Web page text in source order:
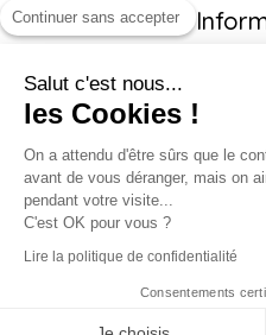
Inscrivez-vous
Continuer sans accepter
Salut c'est nous...
les Cookies !
On a attendu d'être sûrs que le
avant de vous déranger, mais on
pendant votre visite...
C'est OK pour vous ?
Lire la politique de confidentialité
Consentements